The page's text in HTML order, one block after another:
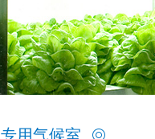
专用气候室